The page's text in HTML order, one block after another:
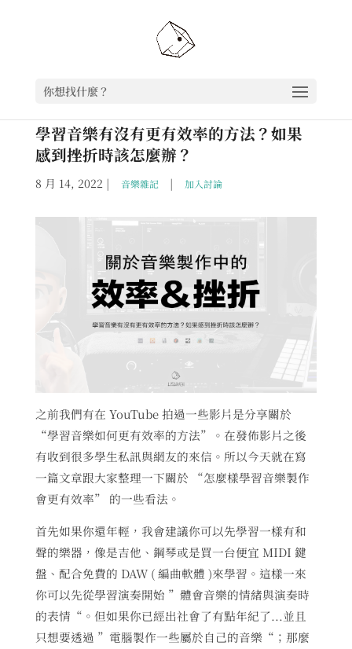
你想找什麼？
學習音樂有沒有更有效率的方法？如果
感到挫折時該怎麼辦？
8 月 14, 2022 | 音樂雜記 | 加入討論
之前我們有在 YouTube 拍過一些影片是分享關於
“學習音樂如何更有效率的方法”。在發佈影片之後
有收到很多學生私訊與網友的來信。所以今天就在寫
一篇文章跟大家整理一下關於 “怎麼樣學習音樂製作
會更有效率” 的一些看法。
首先如果你還年輕，我會建議你可以先學習一樣有和
聲的樂器，像是吉他、鋼琴或是買一台便宜 MIDI 鍵
盤、配合免費的 DAW ( 編曲軟體 )來學習。這樣一來
你可以先從學習演奏開始 ”體會音樂的情緒與演奏時
的表情“。但如果你已經出社會了有點年紀了...並且
只想要透過 ”電腦製作一些屬於自己的音樂“；那麼